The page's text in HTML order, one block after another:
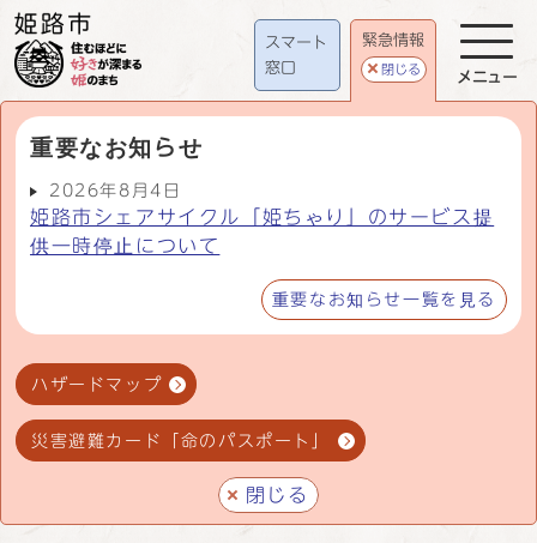
スマート
窓口
緊急情報
閉じる
重要なお知らせ
2026年8月4日
姫路市シェアサイクル「姫ちゃり」のサービス提
供一時停止について
重要なお知らせ一覧を見る
ハザードマップ
災害避難カード「命のパスポート」
閉じる
メニュー